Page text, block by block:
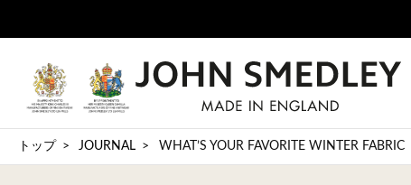
トップ JOURNAL WHAT’S YOUR FAVORITE WINTER FABRIC